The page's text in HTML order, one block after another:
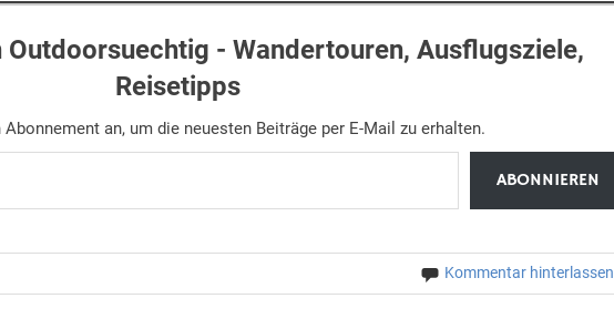
Outdoorsuechtig - Wandertouren, Ausflugsziele,
Reisetipps
an, um die neuesten Beiträge per E-Mail zu erhalten.
ABONNIEREN
Kommentar hinterlassen